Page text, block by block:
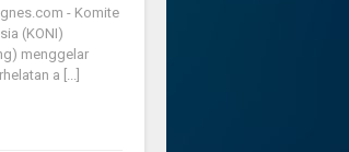
- Komite
(KONI)
menggelar
a [...]